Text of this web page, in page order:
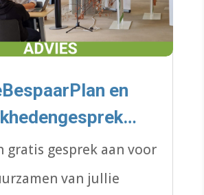
en
Vastgoed
gratis gesprek aan voor
van jullie